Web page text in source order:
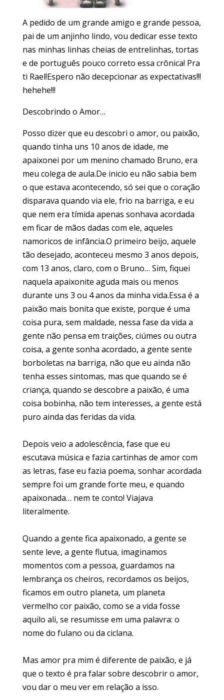
A pedido de um grande amigo e grande pessoa,
pai de um anjinho lindo, vou dedicar esse texto
nas minhas linhas cheias de entrelinhas, tortas
e de português pouco correto essa crônica! Pra
ti Rael!Espero não decepcionar as expectativas!!!
hehehe!!!
Descobrindo o Amor…
Posso dizer que eu descobri o amor, ou paixão,
quando tinha uns 10 anos de idade, me
apaixonei por um menino chamado Bruno, era
meu colega de aula.De inicio eu não sabia bem
o que estava acontecendo, só sei que o coração
disparava quando via ele, frio na barriga, e eu
que nem era tímida apenas sonhava acordada
em ficar de mãos dadas com ele, aqueles
namoricos de infância.O primeiro beijo, aquele
tão desejado, aconteceu mesmo 3 anos depois,
com 13 anos, claro, com o Bruno… Sim, fiquei
naquela apaixonite aguda mais ou menos
durante uns 3 ou 4 anos da minha vida.Essa é a
paixão mais bonita que existe, porque é uma
coisa pura, sem maldade, nessa fase da vida a
gente não pensa em traições, ciúmes ou outra
coisa, a gente sonha acordado, a gente sente
borboletas na barriga, não que eu ainda não
tenha esses sintomas, mas que quando se é
criança, quando se descobre a paixão, é uma
coisa bobinha, não tem interesses, a gente está
puro ainda das feridas da vida.
Depois veio a adolescência, fase que eu
escutava música e fazia cartinhas de amor com
as letras, fase eu fazia poema, sonhar acordada
sempre foi um grande forte meu, e quando
apaixonada… nem te conto! Viajava
literalmente.
Quando a gente fica apaixonado, a gente se
sente leve, a gente flutua, imaginamos
momentos com a pessoa, guardamos na
lembrança os cheiros, recordamos os beijos,
ficamos em outro planeta, um planeta
vermelho cor paixão, como se a vida fosse
aquilo ali, se resumisse em uma palavra: o
nome do fulano ou da ciclana.
Mas amor pra mim é diferente de paixão, e já
que o texto é pra falar sobre descobrir o amor,
vou dar o meu ver em relação a isso.